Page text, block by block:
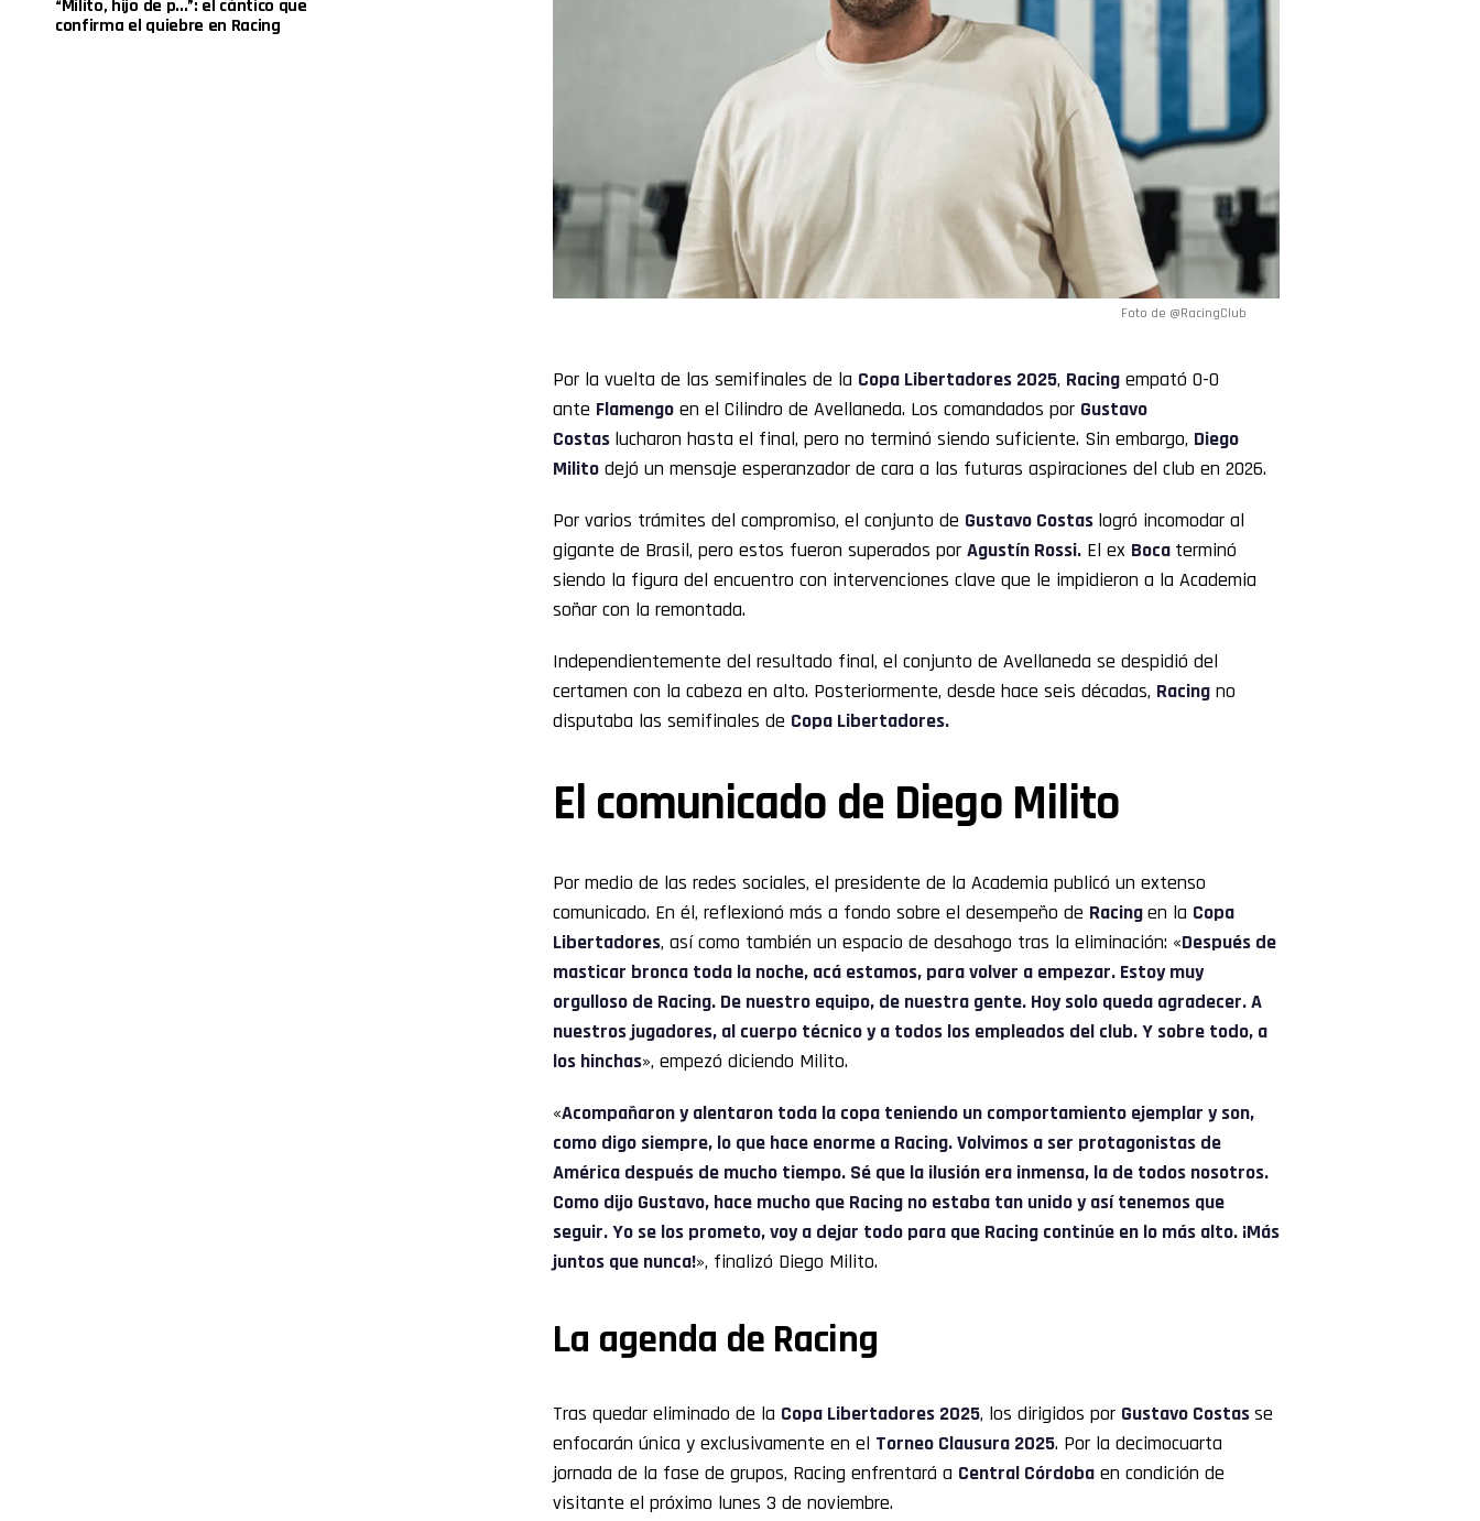
“Milito, hijo de p...”: el cántico que
confirma el quiebre en Racing
Foto de @RacingClub
Por la vuelta de las semifinales de la Copa Libertadores 2025, Racing empató 0-0
ante Flamengo en el Cilindro de Avellaneda. Los comandados por Gustavo
Costas lucharon hasta el final, pero no terminó siendo suficiente. Sin embargo, Diego
Milito dejó un mensaje esperanzador de cara a las futuras aspiraciones del club en 2026.
Por varios trámites del compromiso, el conjunto de Gustavo Costas logró incomodar al
gigante de Brasil, pero estos fueron superados por Agustín Rossi. El ex Boca terminó
siendo la figura del encuentro con intervenciones clave que le impidieron a la Academia
soñar con la remontada.
Independientemente del resultado final, el conjunto de Avellaneda se despidió del
certamen con la cabeza en alto. Posteriormente, desde hace seis décadas, Racing no
disputaba las semifinales de Copa Libertadores.
El comunicado de Diego Milito
Por medio de las redes sociales, el presidente de la Academia publicó un extenso
comunicado. En él, reflexionó más a fondo sobre el desempeño de Racingen la Copa
Libertadores, así como también un espacio de desahogo tras la eliminación: «Después de
masticar bronca toda la noche, acá estamos, para volver a empezar. Estoy muy
orgulloso de Racing. De nuestro equipo, de nuestra gente. Hoy solo queda agradecer. A
nuestros jugadores, al cuerpo técnico y a todos los empleados del club. Y sobre todo, a
los hinchas», empezó diciendo Milito.
«Acompañaron y alentaron toda la copa teniendo un comportamiento ejemplar y son,
como digo siempre, lo que hace enorme a Racing. Volvimos a ser protagonistas de
América después de mucho tiempo. Sé que la ilusión era inmensa, la de todos nosotros.
Como dijo Gustavo, hace mucho que Racing no estaba tan unido y así tenemos que
seguir. Yo se los prometo, voy a dejar todo para que Racing continúe en lo más alto. ¡Más
juntos que nunca!», finalizó Diego Milito.
La agenda de Racing
Tras quedar eliminado de la Copa Libertadores 2025, los dirigidos por Gustavo Costasse
enfocarán única y exclusivamente en el Torneo Clausura 2025. Por la decimocuarta
jornada de la fase de grupos, Racing enfrentará a Central Córdoba en condición de
visitante el próximo lunes 3 de noviembre.